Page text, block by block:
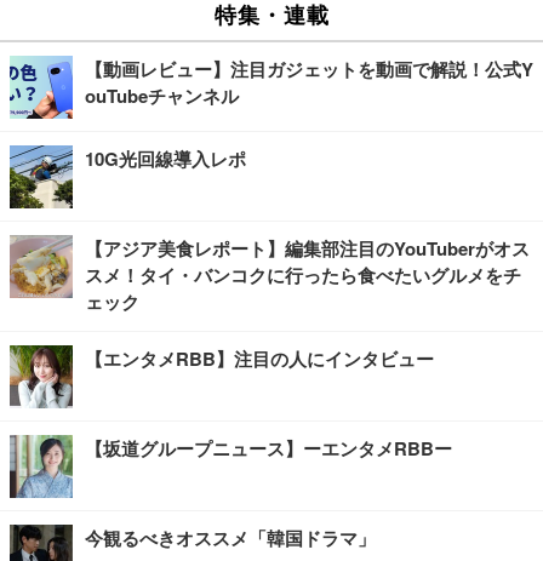
特集・連載
【動画レビュー】注目ガジェットを動画で解説！公式Y
ouTubeチャンネル
10G光回線導入レポ
【アジア美食レポート】編集部注目のYouTuberがオス
スメ！タイ・バンコクに行ったら食べたいグルメをチ
ェック
【エンタメRBB】注目の人にインタビュー
【坂道グループニュース】ーエンタメRBBー
今観るべきオススメ「韓国ドラマ」